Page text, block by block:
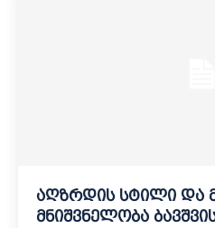
აღზრდის სტილი და
მნიშვნელობა